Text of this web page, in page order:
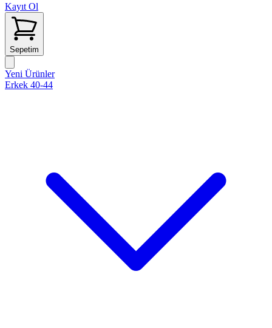
Kayıt Ol
Sepetim
Yeni Ürünler
Erkek 40-44